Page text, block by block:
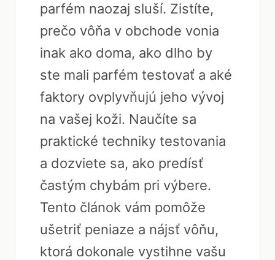
parfém naozaj sluší. Zistíte,
prečo vôňa v obchode vonia
inak ako doma, ako dlho by
ste mali parfém testovať a aké
faktory ovplyvňujú jeho vývoj
na vašej koži. Naučíte sa
praktické techniky testovania
a dozviete sa, ako predísť
častým chybám pri výbere.
Tento článok vám pomôže
ušetriť peniaze a nájsť vôňu,
ktorá dokonale vystihne vašu